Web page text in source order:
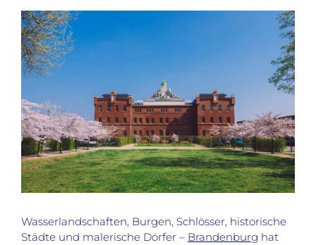
Zeige
grösseres
Bild
Wasserlandschaften, Burgen, Schlösser, historische
Städte und malerische Dörfer – Brandenburg hat